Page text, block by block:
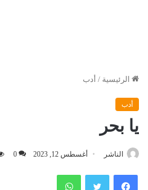
الرئيسية / أدب
أدب
يا بحر
الناشر أغسطس 12, 2023 0
فيسبوك تويتر واتساب